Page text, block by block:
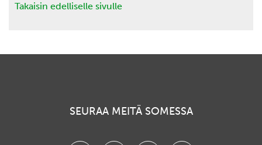
Takaisin edelliselle sivulle
SEURAA MEITÄ SOMESSA